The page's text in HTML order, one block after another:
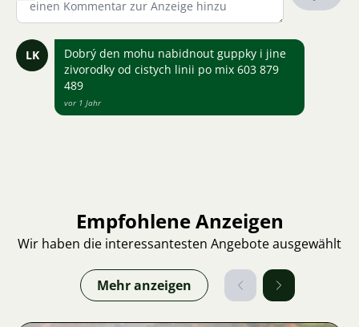
LK
Dobrý den mohu nabidnout guppky i jine
zivorodky od cistych linii po mix 603 879
489
vor 1 Jahr
Empfohlene Anzeigen
Wir haben die interessantesten Angebote ausgewählt
Mehr anzeigen